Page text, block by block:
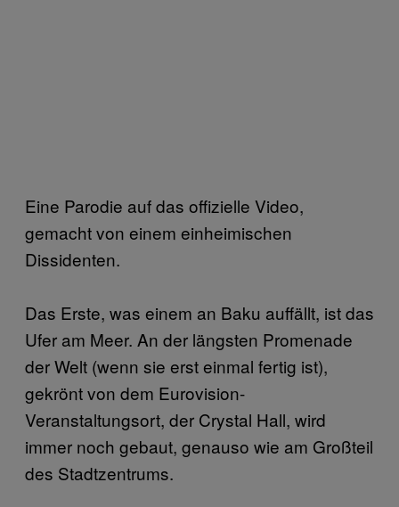
Eine Parodie auf das offizielle Video,
gemacht von einem einheimischen
Dissidenten.
Das Erste, was einem an Baku auffällt, ist das
Ufer am Meer. An der längsten Promenade
der Welt (wenn sie erst einmal fertig ist),
gekrönt von dem Eurovision-
Veranstaltungsort, der Crystal Hall, wird
immer noch gebaut, genauso wie am Großteil
des Stadtzentrums.